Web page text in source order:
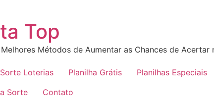
Top
Métodos de Aumentar as Chances de Acertar
Loterias Planilha Grátis Planilhas Especiais
Sorte
Contato